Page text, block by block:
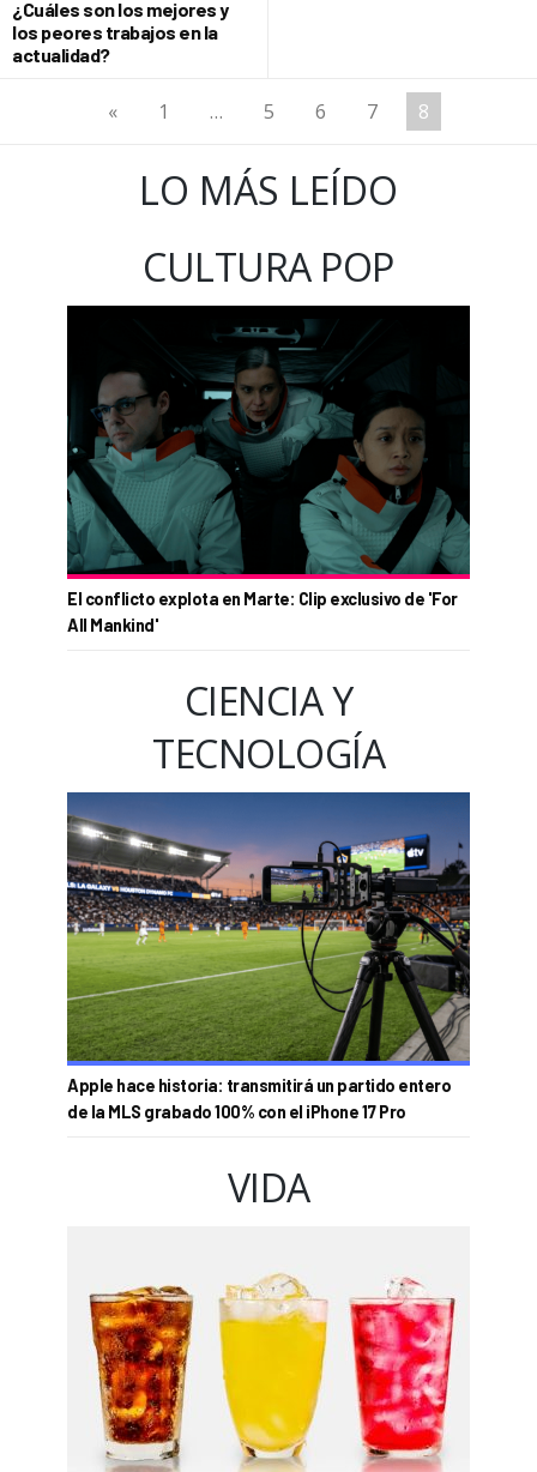
¿Cuáles son los mejores y
los peores trabajos en la
actualidad?
« 1 … 5 6 7 8
LO MÁS LEÍDO
CULTURA POP
El conflicto explota en Marte: Clip exclusivo de 'For
All Mankind'
CIENCIA Y
TECNOLOGÍA
Apple hace historia: transmitirá un partido entero
de la MLS grabado 100% con el iPhone 17 Pro
VIDA